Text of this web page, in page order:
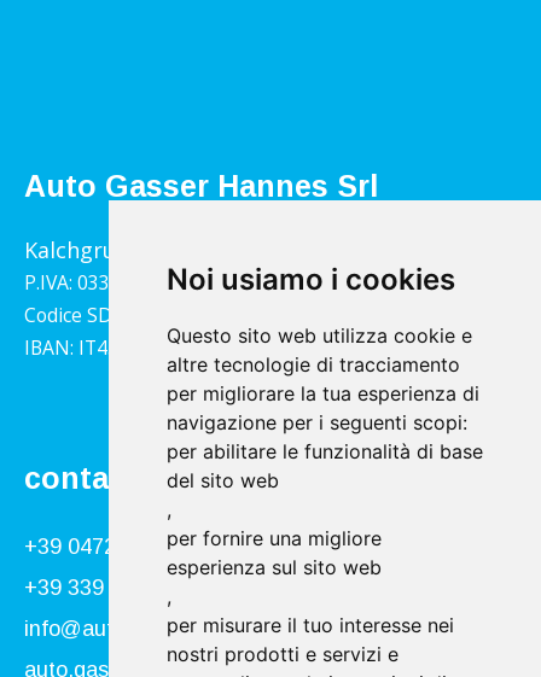
Noi usiamo i cookies
Questo sito web utilizza cookie e
altre tecnologie di tracciamento
per migliorare la tua esperienza di
navigazione per i seguenti scopi:
per abilitare le funzionalità di base
del sito web
,
per fornire una migliore
esperienza sul sito web
,
per misurare il tuo interesse nei
nostri prodotti e servizi e
Auto Gasser Hannes Srl
Kalchgrube 14, 39040 Villandro
P.IVA: 03322790217
Codice SDI: 1YY4LRX
IBAN: IT45B0811359140000302001543
contatto
+39 0472 866034
+39 339 840 9955
info@autogasser.it
auto.gasser@secure-pec.it